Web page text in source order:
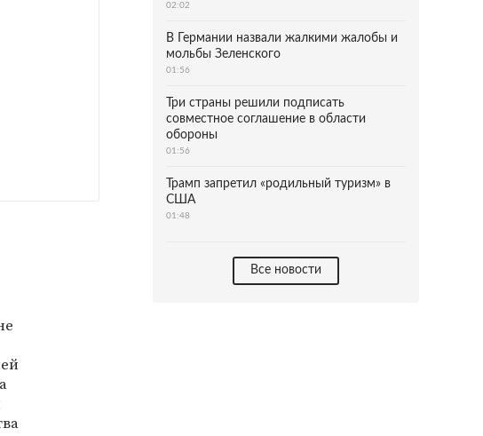
02:02
В Германии назвали жалкими жалобы и
мольбы Зеленского
01:56
Три страны решили подписать
совместное соглашение в области
обороны
01:56
Трамп запретил «родильный туризм» в
США
01:48
Все новости